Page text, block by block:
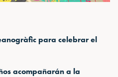
para celebrar el
acompañarán a la